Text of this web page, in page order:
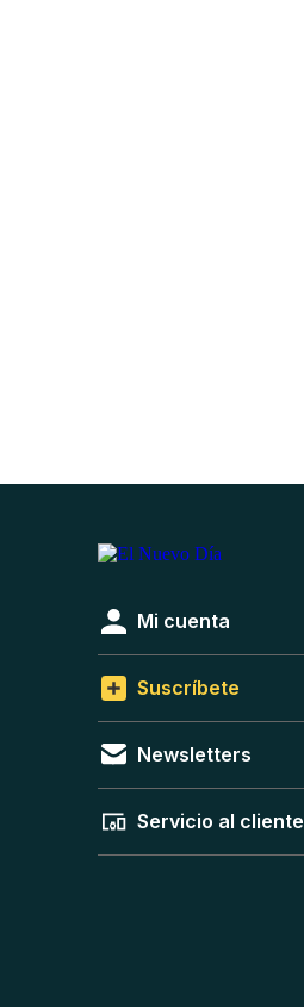
Mi cuenta
Suscríbete
Newsletters
Servicio al cliente